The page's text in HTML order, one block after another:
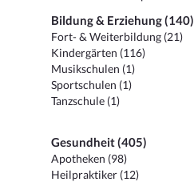
Bildung & Erziehung (140)
Fort- & Weiterbildung (21)
Kindergärten (116)
Musikschulen (1)
Sportschulen (1)
Tanzschule (1)
Gesundheit (405)
Apotheken (98)
Heilpraktiker (12)